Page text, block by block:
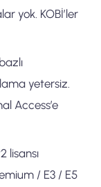
yok. KOBİ’ler
yetersiz.
Access’e
lisansı
/ E3 / E5